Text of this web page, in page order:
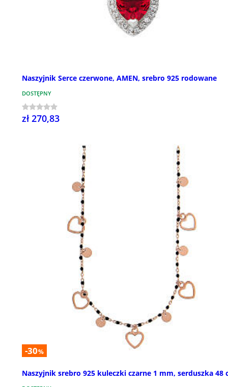
Naszyjnik Serce czerwone, AMEN, srebro 925 rodowane
DOSTĘPNY
zł 270,83
-30%
Naszyjnik srebro 925 kuleczki czarne 1 mm, serduszka 48